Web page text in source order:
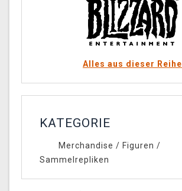
Alles aus dieser Reihe
KATEGORIE
Merchandise / Figuren /
Sammelrepliken